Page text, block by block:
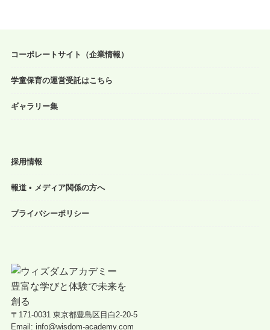
コーポレートサイト（企業情報）
学童保育の運営受託はこちら
ギャラリー集
採用情報
報道 • メディア関係の方へ
プライバシーポリシー
〒171-0031 東京都豊島区目白2-20-5
Email: info@wisdom-academy.com